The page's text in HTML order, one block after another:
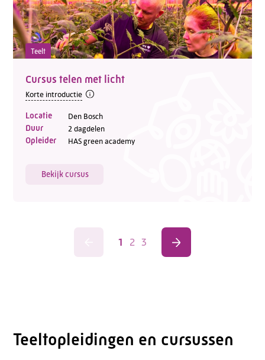
Teelt
Cursus telen met licht
Korte introductie
Locatie Den Bosch
Duur 2 dagdelen
Opleider HAS green academy
Bekijk cursus
1 2 3
Teeltopleidingen en cursussen